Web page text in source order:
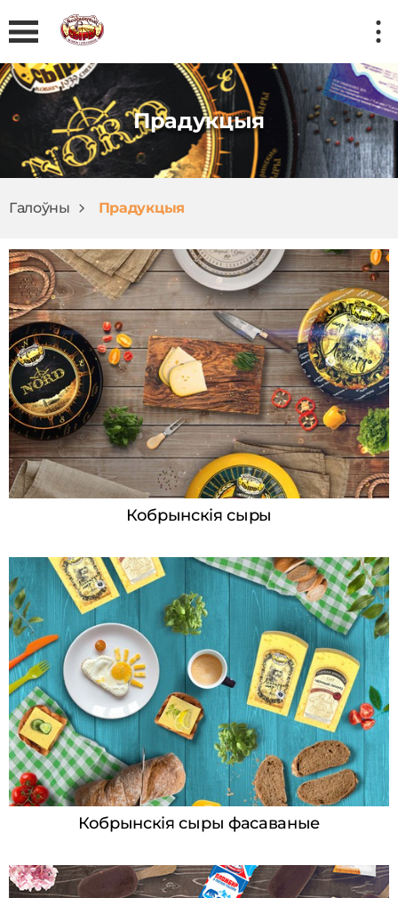
Прадукцыя
Галоўны Прадукцыя
Кобрынскія сыры
Кобрынскія сыры фасаваные